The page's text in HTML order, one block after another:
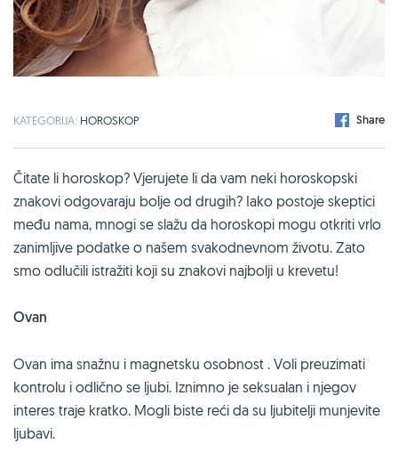
KATEGORIJA: HOROSKOP Share
Čitate li horoskop? Vjerujete li da vam neki horoskopski
znakovi odgovaraju bolje od drugih? Iako postoje skeptici
među nama, mnogi se slažu da horoskopi mogu otkriti vrlo
zanimljive podatke o našem svakodnevnom životu. Zato
smo odlučili istražiti koji su znakovi najbolji u krevetu!
Ovan
Ovan ima snažnu i magnetsku osobnost . Voli preuzimati
kontrolu i odlično se ljubi. Iznimno je seksualan i njegov
interes traje kratko. Mogli biste reći da su ljubitelji munjevite
ljubavi.